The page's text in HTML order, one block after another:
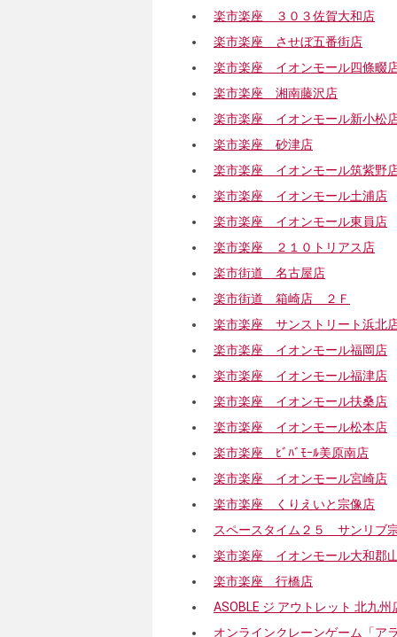
楽市楽座 ３０３佐賀大和店
楽市楽座 させぼ五番街店
楽市楽座 イオンモール四條畷
楽市楽座 湘南藤沢店
楽市楽座 イオンモール新小松
楽市楽座 砂津店
楽市楽座 イオンモール筑紫野
楽市楽座 イオンモール土浦店
楽市楽座 イオンモール東員店
楽市楽座 ２１０トリアス店
楽市街道 名古屋店
楽市街道 箱崎店 ２Ｆ
楽市楽座 サンストリート浜北
楽市楽座 イオンモール福岡店
楽市楽座 イオンモール福津店
楽市楽座 イオンモール扶桑店
楽市楽座 イオンモール松本店
楽市楽座 ﾋﾞﾊﾞﾓｰﾙ美原南店
楽市楽座 イオンモール宮崎店
楽市楽座 くりえいと宗像店
スペースタイム２５ サンリブ
楽市楽座 イオンモール大和郡
楽市楽座 行橋店
ASOBLE ジ アウトレット 北九州
オンラインクレーンゲーム「ア